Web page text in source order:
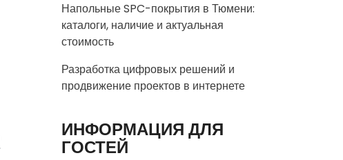
Напольные SPC-покрытия в Тюмени:
каталоги, наличие и актуальная
стоимость
Разработка цифровых решений и
продвижение проектов в интернете
ИНФОРМАЦИЯ ДЛЯ
ГОСТЕЙ